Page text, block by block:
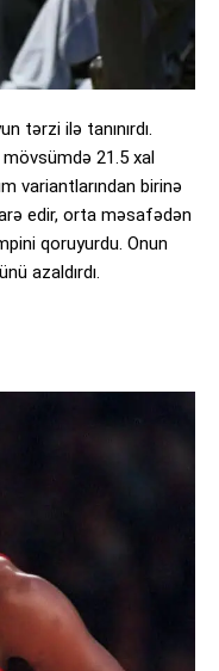
tərzi ilə tanınırdı.
21.5 xal
variantlarından birinə
edir, orta məsafədən
qoruyurdu. Onun
azaldırdı.